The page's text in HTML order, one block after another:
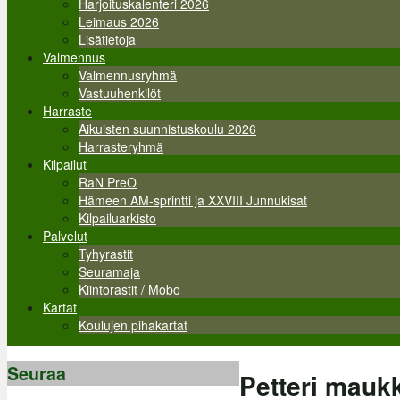
Leimaus 2026
Lisätietoja
Valmennus
Valmennusryhmä
Vastuuhenkilöt
Harraste
Aikuisten suunnistuskoulu 2026
Harrasteryhmä
Kilpailut
RaN PreO
Hämeen AM-sprintti ja XXVIII Junnukisat
Kilpailuarkisto
Palvelut
Tyhyrastit
Seuramaja
Kiintorastit / Mobo
Kartat
Koulujen pihakartat
Petteri
Seuraa